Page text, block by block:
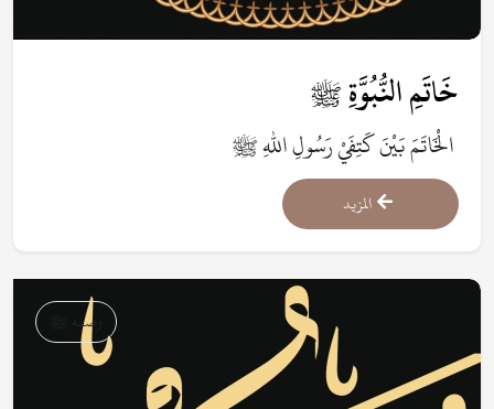
خَاتَمِ النُّبُوَّةِ ﷺ
الْخَاتَمَ بَيْنَ كَتِفَيْ رَسُولِ اللهِ ﷺ
المزيد
وصفه ﷺ